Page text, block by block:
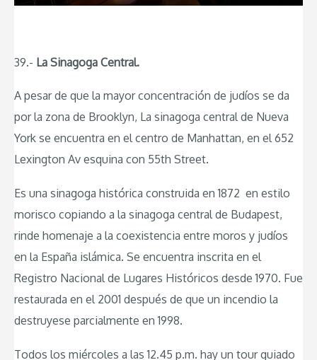
39.- La Sinagoga Central.
A pesar de que la mayor concentración de judíos se da
por la zona de Brooklyn, La sinagoga central de Nueva
York se encuentra en el centro de Manhattan, en el 652
Lexington Av esquina con 55th Street.
Es una sinagoga histórica construida en 1872 en estilo
morisco copiando a la sinagoga central de Budapest,
rinde homenaje a la coexistencia entre moros y judíos
en la España islámica. Se encuentra inscrita en el
Registro Nacional de Lugares Históricos desde 1970. Fue
restaurada en el 2001 después de que un incendio la
destruyese parcialmente en 1998.
Todos los miércoles a las 12.45 p.m. hay un tour guiado